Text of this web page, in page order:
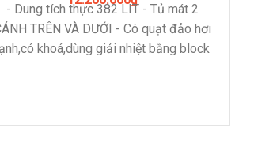
- Dung tích thực 382 LIT - Tủ mát 2
TRÊN VÀ DƯỚI - Có quạt đảo hơi
khoá,dùng giải nhiệt bằng block